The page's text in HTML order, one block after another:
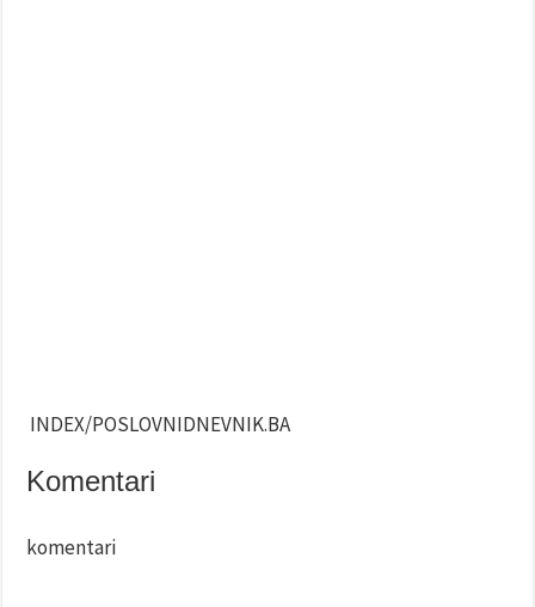
INDEX/POSLOVNIDNEVNIK.BA
Komentari
komentari